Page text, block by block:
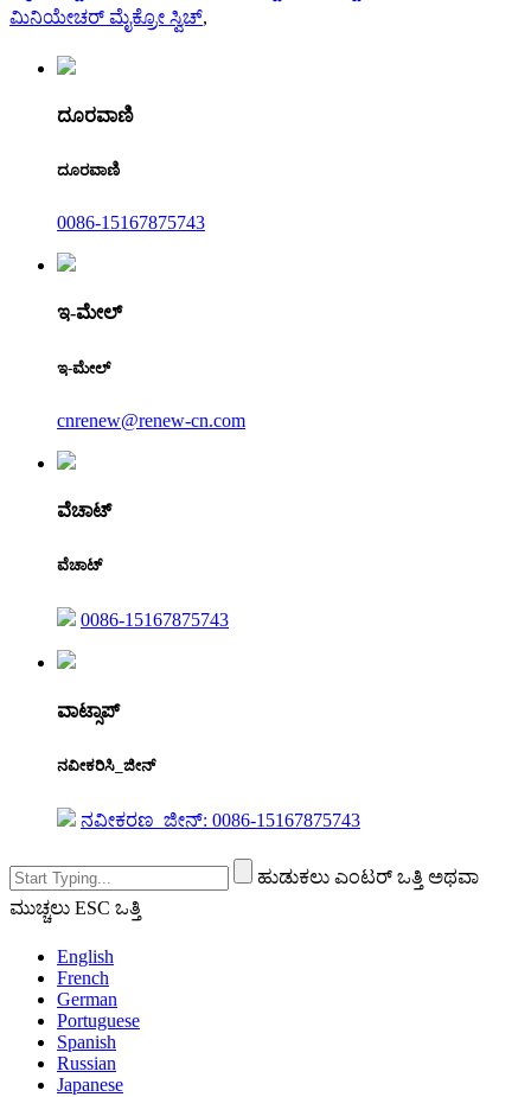
ಮಿನಿಯೇಚರ್ ಮೈಕ್ರೋ ಸ್ವಿಚ್,
ದೂರವಾಣಿ
ದೂರವಾಣಿ
0086-15167875743
ಇ-ಮೇಲ್
ಇ-ಮೇಲ್
cnrenew@renew-cn.com
ವೆಚಾಟ್
ವೆಚಾಟ್
0086-15167875743
ವಾಟ್ಸಾಪ್
ನವೀಕರಿಸಿ_ಜೀನ್
ನವೀಕರಣ_ಜೀನ್: 0086-15167875743
ಹುಡುಕಲು ಎಂಟರ್ ಒತ್ತಿ ಅಥವಾ
ಮುಚ್ಚಲು ESC ಒತ್ತಿ
English
French
German
Portuguese
Spanish
Russian
Japanese